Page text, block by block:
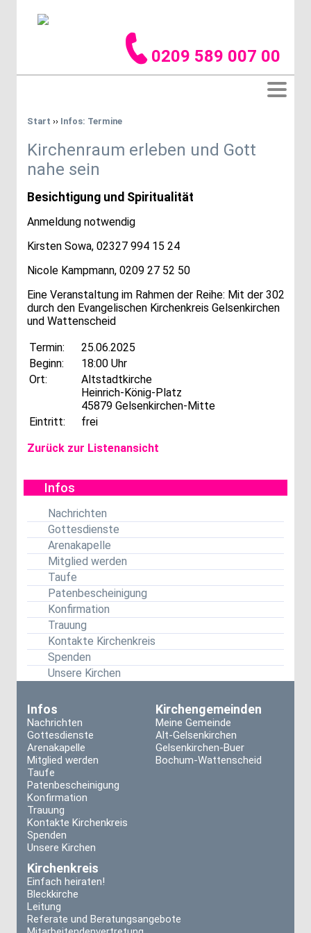
0209 589 007 00
Start ›› Infos: Termine
Kirchenraum erleben und Gott
nahe sein
Besichtigung und Spiritualität
Anmeldung notwendig
Kirsten Sowa, 02327 994 15 24
Nicole Kampmann, 0209 27 52 50
Eine Veranstaltung im Rahmen der Reihe: Mit der 302
durch den Evangelischen Kirchenkreis Gelsenkirchen
und Wattenscheid
Termin:
25.06.2025
Beginn:
18:00 Uhr
Ort:
Altstadtkirche
Heinrich-König-Platz
45879 Gelsenkirchen-Mitte
Eintritt:
frei
Zurück zur Listenansicht
Infos
Nachrichten
Gottesdienste
Arenakapelle
Mitglied werden
Taufe
Patenbescheinigung
Konfirmation
Trauung
Kontakte Kirchenkreis
Spenden
Unsere Kirchen
Infos
Nachrichten
Gottesdienste
Arenakapelle
Mitglied werden
Taufe
Patenbescheinigung
Konfirmation
Trauung
Kontakte Kirchenkreis
Spenden
Unsere Kirchen
Kirchengemeinden
Meine Gemeinde
Alt-Gelsenkirchen
Gelsenkirchen-Buer
Bochum-Wattenscheid
Kirchenkreis
Einfach heiraten!
Bleckkirche
Leitung
Referate und Beratungsangebote